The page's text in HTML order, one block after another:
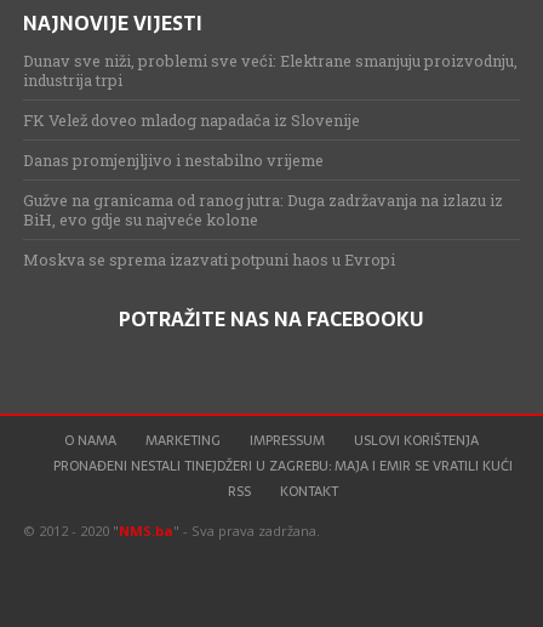
NAJNOVIJE VIJESTI
Dunav sve niži, problemi sve veći: Elektrane smanjuju proizvodnju,
industrija trpi
FK Velež doveo mladog napadača iz Slovenije
Danas promjenjljivo i nestabilno vrijeme
Gužve na granicama od ranog jutra: Duga zadržavanja na izlazu iz
BiH, evo gdje su najveće kolone
Moskva se sprema izazvati potpuni haos u Evropi
POTRAŽITE NAS NA FACEBOOKU
O NAMA MARKETING IMPRESSUM
USLOVI KORIŠTENJA
PRONAĐENI NESTALI TINEJDŽERI U ZAGREBU: MAJA I EMIR SE VRATILI KUĆI
RSS
KONTAKT
© 2012 - 2020 "NMS.ba" - Sva prava zadržana.